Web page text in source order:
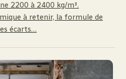
2200 à 2400 kg/m³.
à retenir, la formule de
écarts…